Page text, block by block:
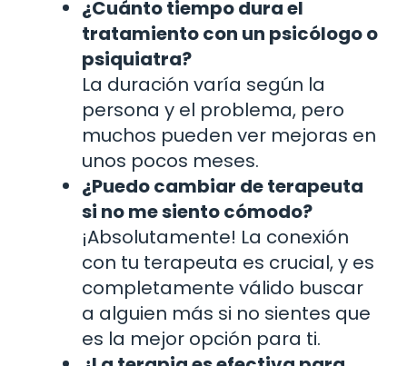
¿Cuánto tiempo dura el
tratamiento con un psicólogo o
psiquiatra?
La duración varía según la
persona y el problema, pero
muchos pueden ver mejoras en
unos pocos meses.
¿Puedo cambiar de terapeuta
si no me siento cómodo?
¡Absolutamente! La conexión
con tu terapeuta es crucial, y es
completamente válido buscar
a alguien más si no sientes que
es la mejor opción para ti.